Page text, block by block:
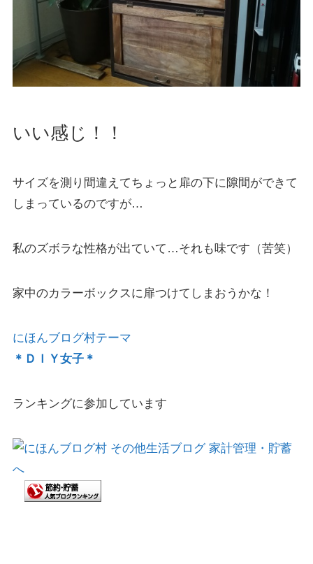
いい感じ！！
サイズを測り間違えてちょっと扉の下に隙間ができて
しまっているのですが…
私のズボラな性格が出ていて…それも味です（苦笑）
家中のカラーボックスに扉つけてしまおうかな！
にほんブログ村テーマ
＊ＤＩＹ女子＊
ランキングに参加しています